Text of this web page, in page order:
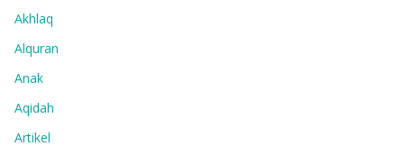
Akhlaq
Alquran
Anak
Aqidah
Artikel